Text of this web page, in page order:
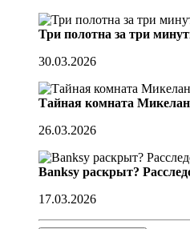
Три полотна за три
30.03.2026
Тайная комната
26.03.2026
Banksy раскрыт?
17.03.2026